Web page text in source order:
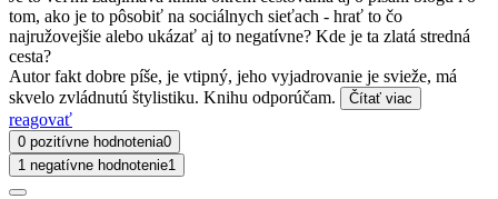
tom, ako je to pôsobiť na sociálnych sieťach - hrať to čo
najružovejšie alebo ukázať aj to negatívne? Kde je ta zlatá stredná
cesta?
Autor fakt dobre píše, je vtipný, jeho vyjadrovanie je svieže, má
skvelo zvládnutú štylistiku. Knihu odporúčam.
Čítať viac
reagovať
0 pozitívne hodnotenia0
1 negatívne hodnotenie1